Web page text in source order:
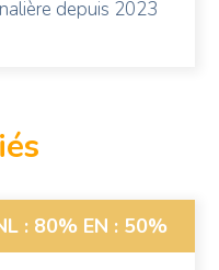
depuis 2023
: 80% EN : 50%